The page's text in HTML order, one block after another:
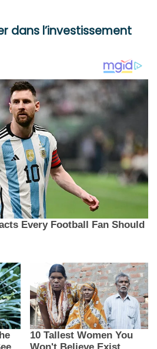
dans l’investissement